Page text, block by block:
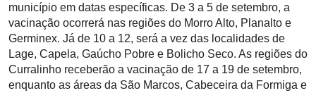
município em datas específicas. De 3 a 5 de setembro, a
vacinação ocorrerá nas regiões do Morro Alto, Planalto e
Germinex. Já de 10 a 12, será a vez das localidades de
Lage, Capela, Gaúcho Pobre e Bolicho Seco. As regiões do
Curralinho receberão a vacinação de 17 a 19 de setembro,
enquanto as áreas da São Marcos, Cabeceira da Formiga e